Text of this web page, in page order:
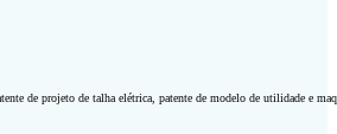
de projeto de talha elétrica, patente de modelo de utilidade e